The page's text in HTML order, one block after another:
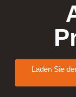
Laden Sie